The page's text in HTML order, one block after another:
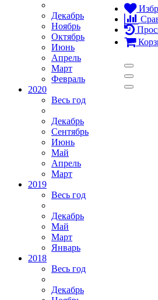
Декабрь
Ноябрь
Октябрь
Июнь
Апрель
Март
Февраль
2020
Весь год
Декабрь
Сентябрь
Июнь
Май
Апрель
Март
2019
Весь год
Декабрь
Май
Март
Январь
2018
Весь год
Декабрь